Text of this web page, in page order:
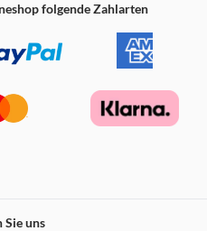
folgende Zahlarten
Sie uns